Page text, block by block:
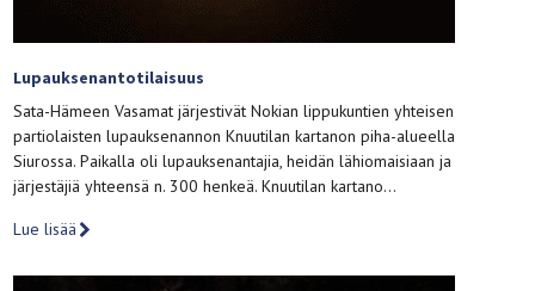
Lupauksenantotilaisuus
Sata-Hämeen Vasamat järjestivät Nokian lippukuntien yhteisen
partiolaisten lupauksenannon Knuutilan kartanon piha-alueella
Siurossa. Paikalla oli lupauksenantajia, heidän lähiomaisiaan ja
järjestäjiä yhteensä n. 300 henkeä. Knuutilan kartano…
Lue lisää